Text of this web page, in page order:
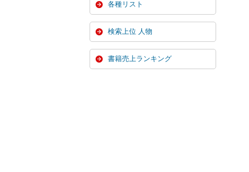
各種リスト
検索上位 人物
書籍売上ランキング